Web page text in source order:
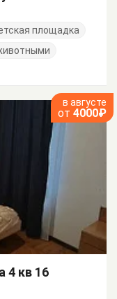
площадка
в августе
от 4000₽
4 кв 16